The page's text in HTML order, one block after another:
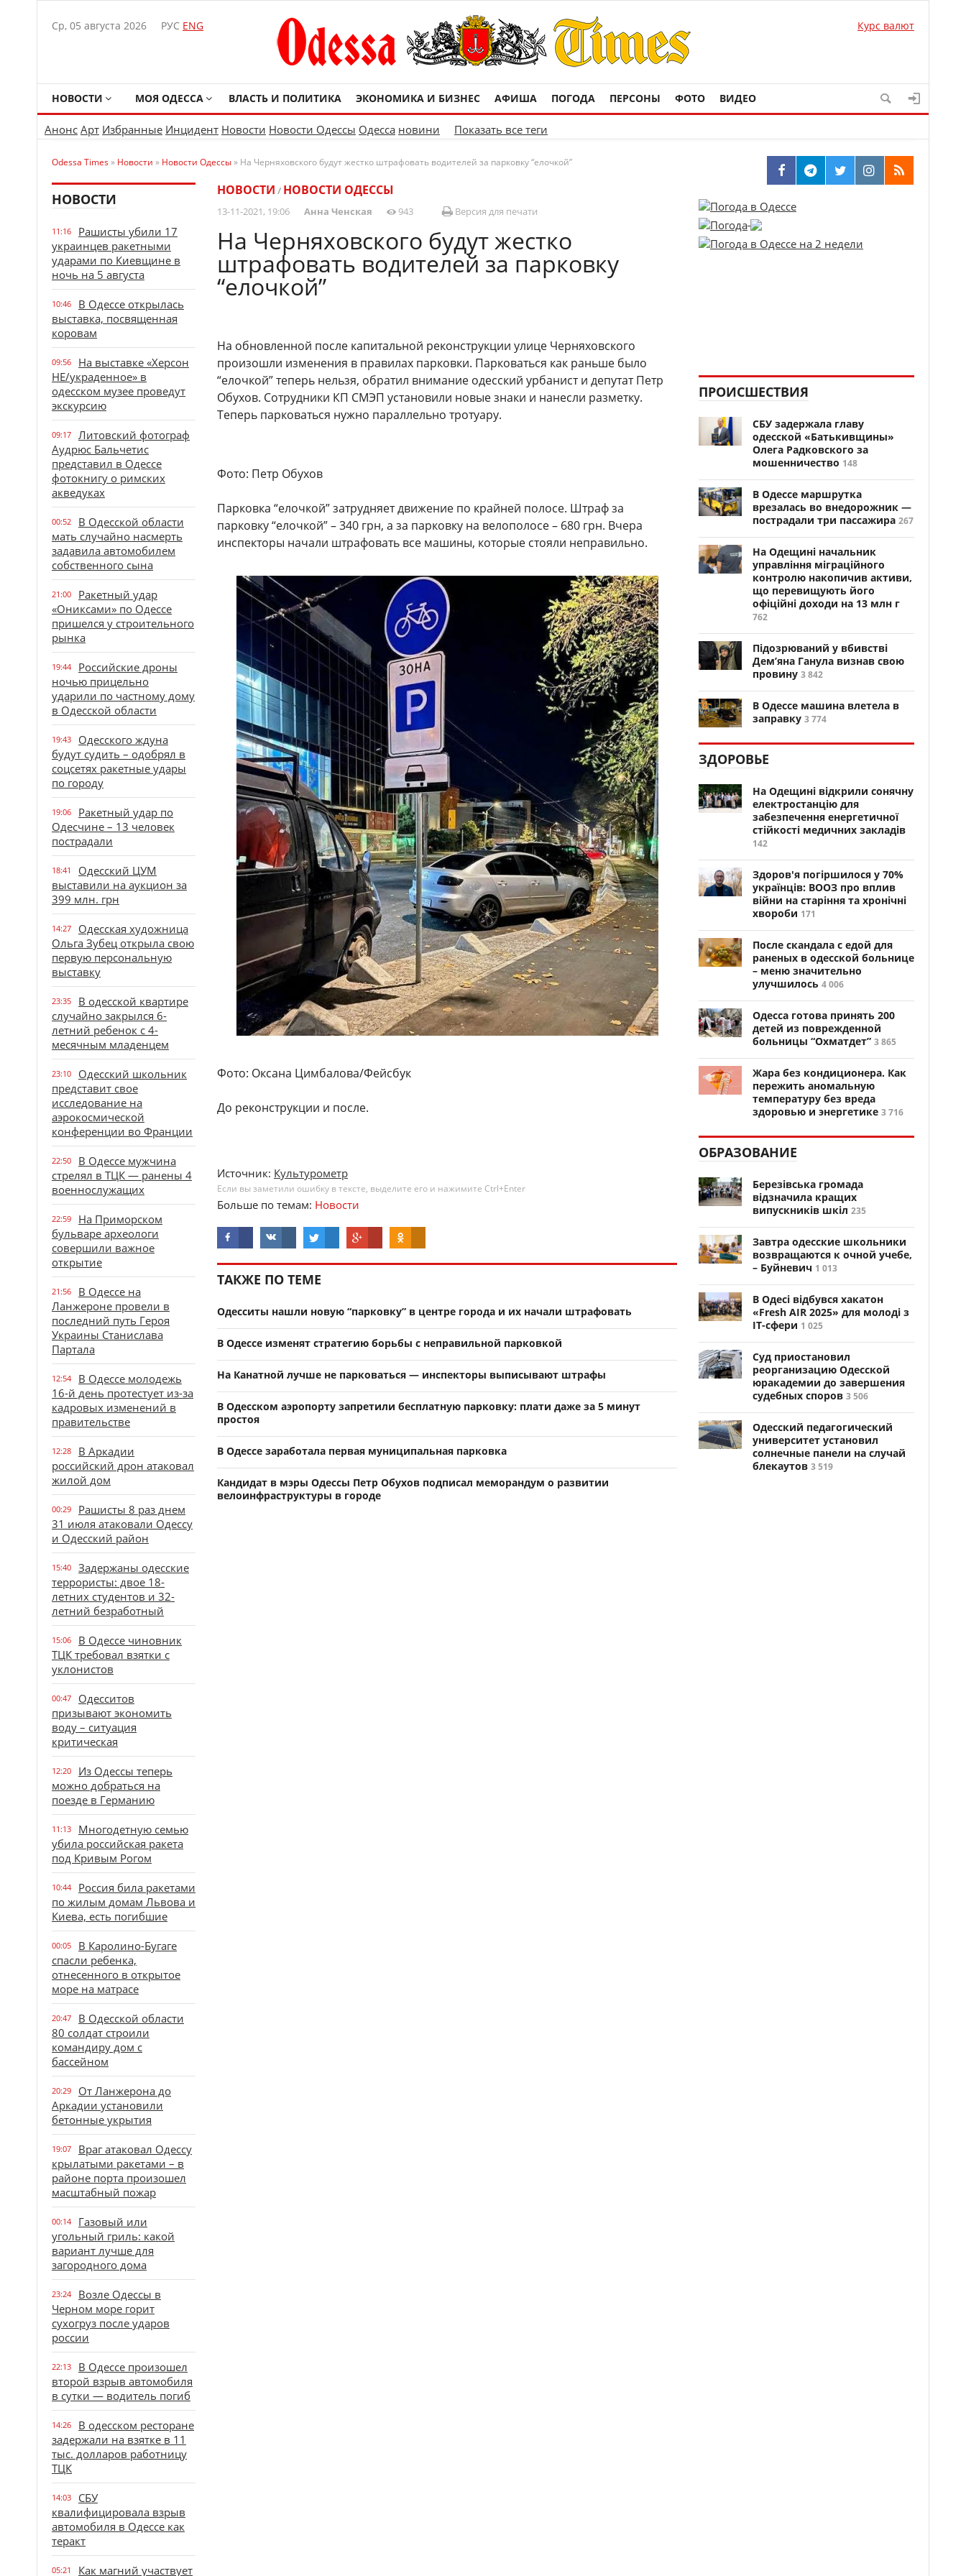
Ср, 05 августа 2026 РУС ENG Курс валют
НОВОСТИ МОЯ ОДЕССА ВЛАСТЬ И ПОЛИТИКА ЭКОНОМИКА И БИЗНЕС АФИША ПОГОДА ПЕРСОНЫ ФОТО ВИДЕО
Анонс Арт Избранные Инцидент Новости Новости Одессы Одесса новини Показать все теги
Odessa Times» Новости » Новости Одессы» На Черняховского будут жестко штрафовать водителей за парковку “елочкой”
НОВОСТИ
11:16
Рашисты убили 17
украинцев ракетными
ударами по Киевщине в
ночь на 5 августа
10:46
В Одессе открылась
выставка, посвященная
коровам
09:56
На выставке «Херсон
НЕ/украденное» в
одесском музее проведут
экскурсию
09:17
Литовский фотограф
Аудрюс Бальчетис
представил в Одессе
фотокнигу о римских
акведуках
00:52
В Одесской области
мать случайно насмерть
задавила автомобилем
собственного сына
21:00
Ракетный удар
«Ониксами» по Одессе
пришелся у строительного
рынка
19:44
Российские дроны
ночью прицельно
ударили по частному дому
в Одесской области
19:43
Одесского ждуна
будут судить – одобрял в
соцсетях ракетные удары
по городу
19:06
Ракетный удар по
Одесчине – 13 человек
пострадали
18:41
Одесский ЦУМ
выставили на аукцион за
399 млн. грн
14:27
Одесская художница
Ольга Зубец открыла свою
первую персональную
выставку
23:35
В одесской квартире
случайно закрылся 6-
летний ребенок с 4-
месячным младенцем
23:10
Одесский школьник
представит свое
исследование на
аэрокосмической
конференции во Франции
22:50
В Одессе мужчина
стрелял в ТЦК — ранены 4
военнослужащих
22:59
На Приморском
бульваре археологи
совершили важное
открытие
21:56
В Одессе на
Ланжероне провели в
последний путь Героя
Украины Станислава
Партала
12:54
В Одессе молодежь
16-й день протестует из-за
кадровых изменений в
правительстве
12:28
В Аркадии
российский дрон атаковал
жилой дом
00:29
Рашисты 8 раз днем
31 июля атаковали Одессу
и Одесский район
15:40
Задержаны одесские
террористы: двое 18-
летних студентов и 32-
летний безработный
15:06
В Одессе чиновник
ТЦК требовал взятки с
уклонистов
00:47
Одесситов
призывают экономить
воду – ситуация
критическая
12:20
Из Одессы теперь
можно добраться на
поезде в Германию
11:13
Многодетную семью
убила российская ракета
под Кривым Рогом
10:44
Россия била ракетами
по жилым домам Львова и
Киева, есть погибшие
00:05
В Каролино-Бугаге
спасли ребенка,
отнесенного в открытое
море на матрасе
20:47
В Одесской области
80 солдат строили
командиру дом с
бассейном
20:29
От Ланжерона до
Аркадии установили
бетонные укрытия
19:07
Враг атаковал Одессу
крылатыми ракетами – в
районе порта произошел
масштабный пожар
00:14
Газовый или
угольный гриль: какой
вариант лучше для
загородного дома
23:24
Возле Одессы в
Черном море горит
сухогруз после ударов
россии
22:13
В Одессе произошел
второй взрыв автомобиля
в сутки — водитель погиб
14:26
В одесском ресторане
задержали на взятке в 11
тыс. долларов работницу
ТЦК
14:03
СБУ
квалифицировала взрыв
автомобиля в Одессе как
теракт
05:21 Как магний участвует
НОВОСТИ / НОВОСТИ ОДЕССЫ
13-11-2021, 19:06 Анна Ченская 943 Версия для печати
На Черняховского будут жестко
штрафовать водителей за парковку
“елочкой”
На обновленной после капитальной реконструкции улице Черняховского
произошли изменения в правилах парковки. Парковаться как раньше было
“елочкой” теперь нельзя, обратил внимание одесский урбанист и депутат Петр
Обухов. Сотрудники КП СМЭП установили новые знаки и нанесли разметку.
Теперь парковаться нужно параллельно тротуару.
Фото: Петр Обухов
Парковка “елочкой” затрудняет движение по крайней полосе. Штраф за
парковку “елочкой” – 340 грн, а за парковку на велополосе – 680 грн. Вчера
инспекторы начали штрафовать все машины, которые стояли неправильно.
Фото: Оксана Цимбалова/Фейсбук
До реконструкции и после.
Источник: Культурометр
Если вы заметили ошибку в тексте, выделите его и нажимите Ctrl+Enter
Больше по темам: Новости
ТАКЖЕ ПО ТЕМЕ
Одесситы нашли новую “парковку” в центре города и их начали штрафовать
В Одессе изменят стратегию борьбы с неправильной парковкой
На Канатной лучше не парковаться — инспекторы выписывают штрафы
В Одесском аэропорту запретили бесплатную парковку: плати даже за 5 минут
простоя
В Одессе заработала первая муниципальная парковка
Кандидат в мэры Одессы Петр Обухов подписал меморандум о развитии
велоинфраструктуры в городе
ПРОИСШЕСТВИЯ
СБУ задержала главу
одесской «Батькивщины»
Олега Радковского за
мошенничество 148
В Одессе маршрутка
врезалась во внедорожник —
пострадали три пассажира 267
На Одещині начальник
управління міграційного
контролю накопичив активи,
що перевищують його
офіційні доходи на 13 млн г
762
Підозрюваний у вбивстві
Дем’яна Ганула визнав свою
провину 3 842
В Одессе машина влетела в
заправку 3 774
ЗДОРОВЬЕ
На Одещині відкрили сонячну
електростанцію для
забезпечення енергетичної
стійкості медичних закладів
142
Здоров'я погіршилося у 70%
українців: ВООЗ про вплив
війни на старіння та хронічні
хвороби 171
После скандала с едой для
раненых в одесской больнице
– меню значительно
улучшилось 4 006
Одесса готова принять 200
детей из поврежденной
больницы “Охматдет” 3 865
Жара без кондиционера. Как
пережить аномальную
температуру без вреда
здоровью и энергетике 3 716
ОБРАЗОВАНИЕ
Березівська громада
відзначила кращих
випускників шкіл 235
Завтра одесские школьники
возвращаются к очной учебе,
– Буйневич 1 013
В Одесі відбувся хакатон
«Fresh AIR 2025» для молоді з
ІТ-сфери 1 025
Суд приостановил
реорганизацию Одесской
юракадемии до завершения
судебных споров 3 506
Одесский педагогический
университет установил
солнечные панели на случай
блекаутов 3 519